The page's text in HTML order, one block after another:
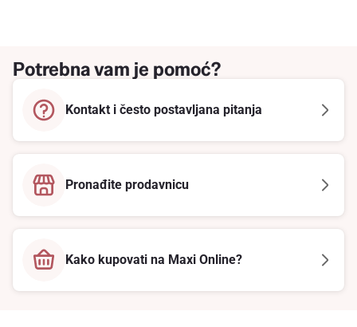
Potrebna vam je pomoć?
Kontakt i često postavljana pitanja
Pronađite prodavnicu
Kako kupovati na Maxi Online?